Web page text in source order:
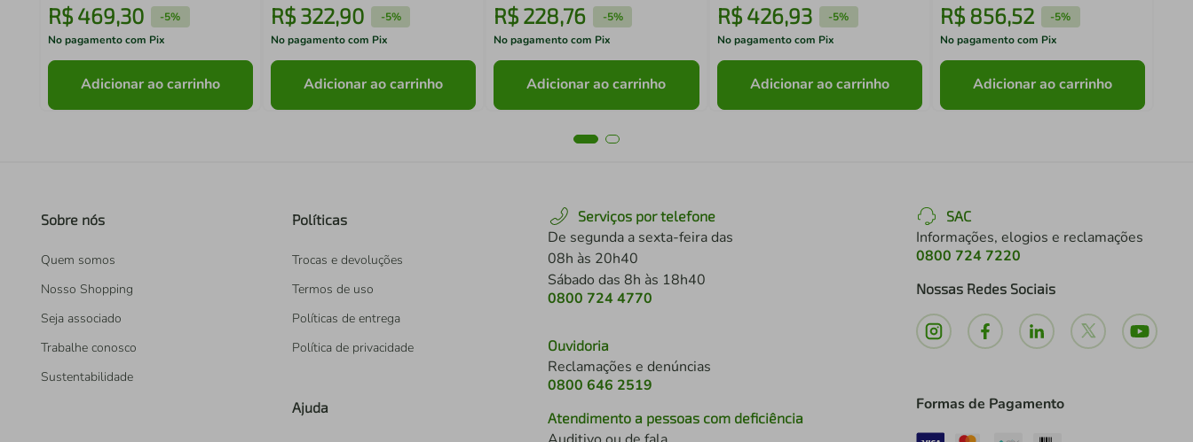
R$ 469,30 -5%
No pagamento com Pix
Adicionar ao carrinho
R$ 322,90 -5%
No pagamento com Pix
Adicionar ao carrinho
R$228,76 -5%
No pagamento com Pix
Adicionar ao carrinho
R$ 426,93 -5%
No pagamento com Pix
Adicionar ao carrinho
R$ 856,52 -5%
No pagamento com Pix
Adicionar ao carrinho
Sobre nós
Quem somos
Nosso Shopping
Seja associado
Trabalhe conosco
Sustentabilidade
Políticas
Trocas e devoluções
Termos de uso
Políticas de entrega
Política de privacidade
Ajuda
Serviços por telefone
De segunda a sexta-feira das
08h às 20h40
Sábado das 8h às 18h40
0800 724 4770
Ouvidoria
Reclamações e denúncias
0800 646 2519
Atendimento a pessoas com deficiência
SAC
Informações, elogios e reclamações
0800 724 7220
Nossas Redes Sociais
Formas de Pagamento